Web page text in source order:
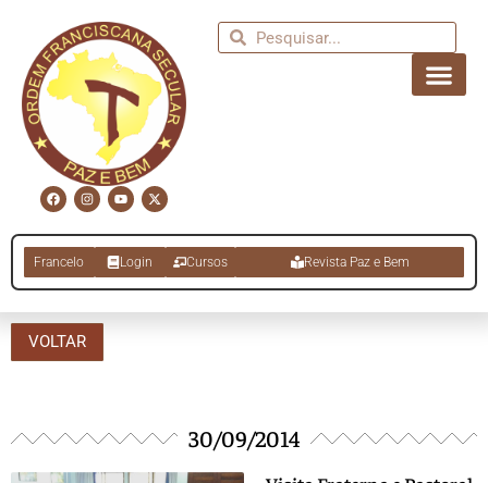
Francelo Login Cursos Revista Paz e Bem
VOLTAR
30/09/2014